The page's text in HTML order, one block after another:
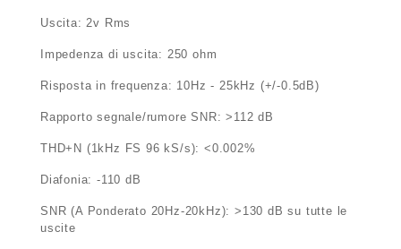
Uscita: 2v Rms
Impedenza di uscita: 250 ohm
Risposta in frequenza: 10Hz - 25kHz (+/-0.5dB)
Rapporto segnale/rumore SNR: >112 dB
THD+N (1kHz FS 96 kS/s): <0.002%
Diafonia: -110 dB
SNR (A Ponderato 20Hz-20kHz): >130 dB su tutte le
uscite